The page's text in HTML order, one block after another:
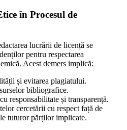
în Procesul de
lucrării de licență se
pentru respectarea
Acest demers implică:
și evitarea plagiatului.
bibliografice.
responsabilitate și transparență.
cercetării cu respect față de
tuturor părților implicate.